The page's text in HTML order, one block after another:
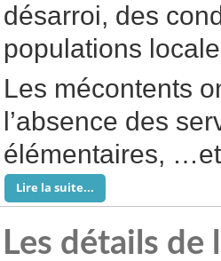
désarroi, des
populations
Les mécontents
l’absence des
élémentaires,
Lire la suite...
Les détails de